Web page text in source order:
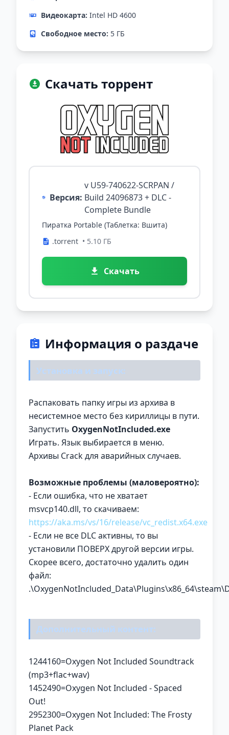
Видеокарта: Intel HD 4600
Свободное место: 5 ГБ
Скачать торрент
Версия:
v U59-740622-SCRPAN /
Build 24096873 + DLC -
Complete Bundle
Пиратка Portable (Таблетка: Вшита)
.torrent • 5.10 ГБ
Скачать
Информация о раздаче
Установка и запуск:
Распаковать папку игры из архива в
несистемное место без кириллицы в пути.
Запустить OxygenNotIncluded.exe
Играть. Язык выбирается в меню.
Архивы Crack для аварийных случаев.
Возможные проблемы (маловероятно):
- Если ошибка, что не хватает
msvcp140.dll, то скачиваем:
https://aka.ms/vs/16/release/vc_redist.x64.exe
- Если не все DLC активны, то вы
установили ПОВЕРХ другой версии игры.
Скорее всего, достаточно удалить один
файл:
Дополнительный контент:
1244160=Oxygen Not Included Soundtrack
(mp3+flac+wav)
1452490=Oxygen Not Included - Spaced
Out!
2952300=Oxygen Not Included: The Frosty
Planet Pack